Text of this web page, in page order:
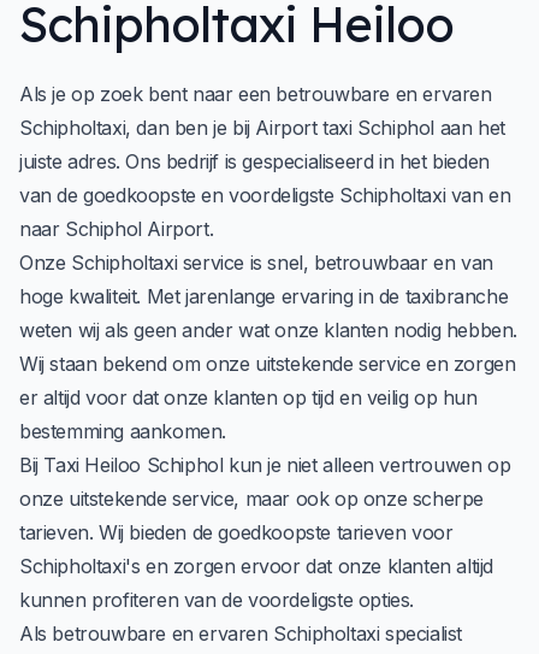
Schipholtaxi Heiloo
Als je op zoek bent naar een betrouwbare en ervaren
Schipholtaxi, dan ben je bij Airport taxi Schiphol aan het
juiste adres. Ons bedrijf is gespecialiseerd in het bieden
van de goedkoopste en voordeligste Schipholtaxi van en
naar Schiphol Airport.
Onze Schipholtaxi service is snel, betrouwbaar en van
hoge kwaliteit. Met jarenlange ervaring in de taxibranche
weten wij als geen ander wat onze klanten nodig hebben.
Wij staan bekend om onze uitstekende service en zorgen
er altijd voor dat onze klanten op tijd en veilig op hun
bestemming aankomen.
Bij Taxi Heiloo Schiphol kun je niet alleen vertrouwen op
onze uitstekende service, maar ook op onze scherpe
tarieven. Wij bieden de goedkoopste tarieven voor
Schipholtaxi's en zorgen ervoor dat onze klanten altijd
kunnen profiteren van de voordeligste opties.
Als betrouwbare en ervaren Schipholtaxi specialist